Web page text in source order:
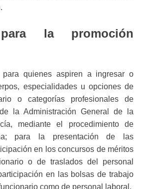
la promoción
para quienes aspiren a ingresar o
especialidades u opciones de
o categorías profesionales de
la Administración General de la
mediante el procedimiento de
para la presentación de las
en los concursos de méritos
o de traslados del personal
en las bolsas de trabajo
como de personal laboral.